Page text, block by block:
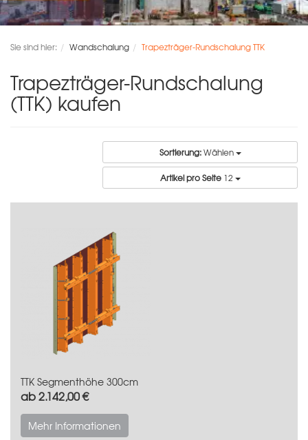
Sie sind hier: Wandschalung Trapezträger-Rundschalung TTK
Trapezträger-Rundschalung
(TTK) kaufen
Sortierung:Wählen
Artikel pro Seite 12
TTK Segmenthöhe 300cm
ab 2.142,00 €
Mehr Informationen